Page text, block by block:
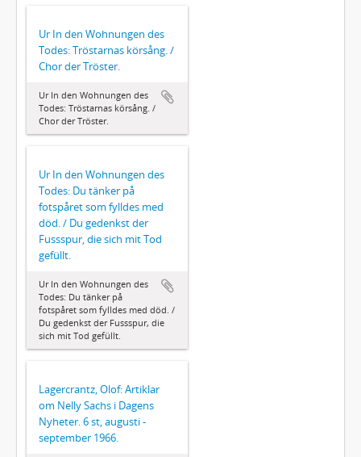
Ur In den Wohnungen des
Todes: Tröstarnas körsång. /
Chor der Tröster.
Ur In den Wohnungen des
Todes: Tröstarnas körsång. /
Chor der Tröster.
Ur In den Wohnungen des
Todes: Du tänker på
fotspåret som fylldes med
död. / Du gedenkst der
Fussspur, die sich mit Tod
gefüllt.
Ur In den Wohnungen des
Todes: Du tänker på
fotspåret som fylldes med död. /
Du gedenkst der Fussspur, die
sich mit Tod gefüllt.
Lagercrantz, Olof: Artiklar
om Nelly Sachs i Dagens
Nyheter. 6 st, augusti -
september 1966.